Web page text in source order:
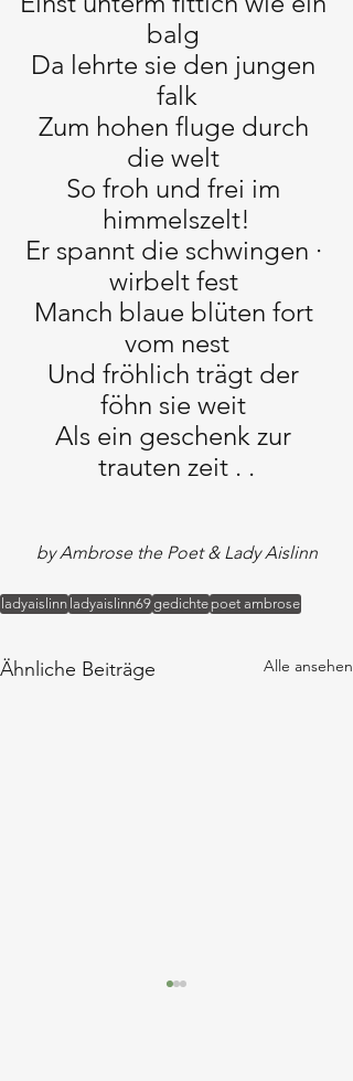
balg
Da lehrte sie den jungen
falk
Zum hohen fluge durch
die welt
So froh und frei im
himmelszelt!
Er spannt die schwingen ·
wirbelt fest
Manch blaue blüten fort
vom nest
Und fröhlich trägt der
föhn sie weit
Als ein geschenk zur
trauten zeit . .
by Ambrose the Poet & Lady Aislinn
ladyaislinn ladyaislinn69 gedichte poet ambrose
Ähnliche Beiträge Alle ansehen